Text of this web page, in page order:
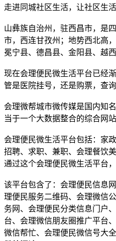
走进同城社区生活，让社区生
山彝族自治州，驻西昌市，是
市，西连甘孜州；地势西北高
冕宁县、德昌县、金阳县、越
现在会理便民微生活平台已经
管是医院挂号，还是购票，查
会理微帮城市微传媒是国内知
当于一个大数据整合的综合网
会理便民微生活平台包括：家
招聘、求职、兼职、会理餐饮
通过这个会理便民微生活平台
该平台包含了：会理便民信息
理便民服务二维码、会理微信
务网、会理便民分类信息门户
台、会理微信朋友圈推广平台
微信帮忙、会理便民微信号大全